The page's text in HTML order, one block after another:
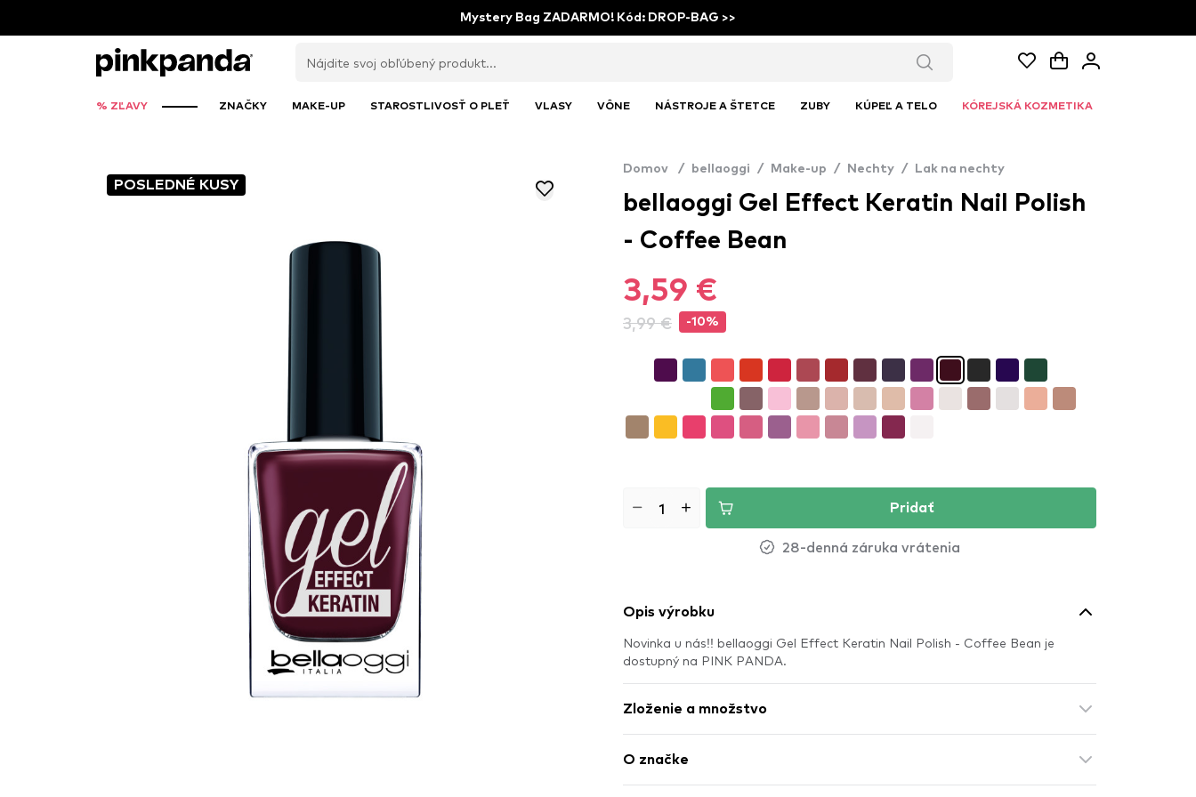
Mystery Bag ZADARMO! Kód: DROP-BAG >>
% ZĽAVY ZNAČKY MAKE-UP STAROSTLIVOSŤ O PLEŤ VLASY VÔNE NÁSTROJE A ŠTETCE ZUBY KÚPEĽ A TELO KÓREJSKÁ KOZMETIKA
POSLEDNÉ KUSY
Domov / bellaoggi / Make-up / Nechty / Lak na nechty
bellaoggi Gel Effect Keratin Nail Polish
- Coffee Bean
3,59 €
3,99 € -10%
Pridať
28-denná záruka vrátenia
Opis výrobku
Novinka u nás!! bellaoggi Gel Effect Keratin Nail Polish - Coffee Bean je
dostupný na PINK PANDA.
Zloženie a množstvo
O značke